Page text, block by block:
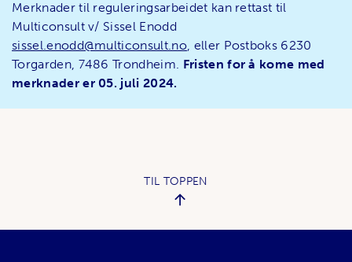
Merknader til reguleringsarbeidet kan rettast til
Multiconsult v/ Sissel Enodd
sissel.enodd@multiconsult.no, eller Postboks 6230
Torgarden, 7486 Trondheim. Fristen for å kome med
merknader er 05. juli 2024.
TIL TOPPEN